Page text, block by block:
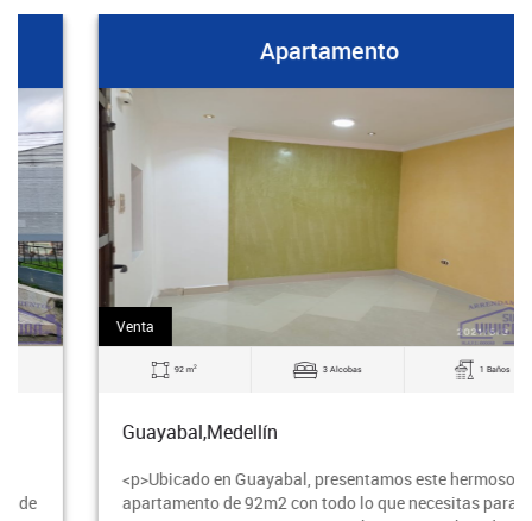
Apartamento
Venta
3 Alcobas
Guayabal,Medellín
<p>Ubicado en Guayabal, presentamos este hermoso
apartamento de 92m2 con todo lo que necesitas para